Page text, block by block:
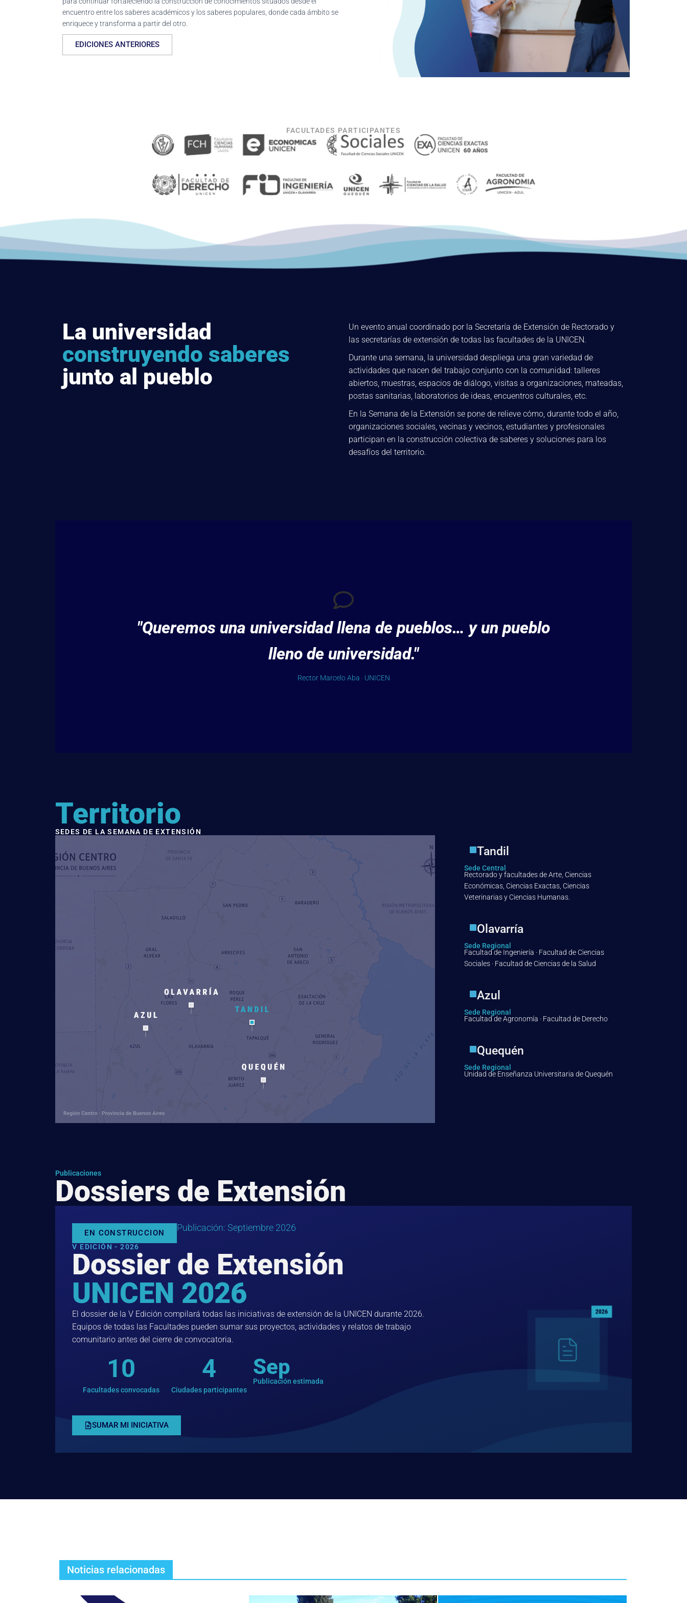
encuentro entre los saberes académicos y los saberes populares, donde cada ámbito se
enriquece y transforma a partir del otro.
EDICIONES ANTERIORES
FACULTADES PARTICIPANTES
La universidad
construyendo saberes
junto al pueblo
Un evento anual coordinado por la Secretaría de Extensión de Rectorado y
las secretarías de extensión de todas las facultades de la UNICEN.
Durante una semana, la universidad despliega una gran variedad de
actividades que nacen del trabajo conjunto con la comunidad: talleres
abiertos, muestras, espacios de diálogo, visitas a organizaciones, mateadas,
postas sanitarias, laboratorios de ideas, encuentros culturales, etc.
En la Semana de la Extensión se pone de relieve cómo, durante todo el año,
organizaciones sociales, vecinas y vecinos, estudiantes y profesionales
participan en la construcción colectiva de saberes y soluciones para los
desafíos del territorio.
"Queremos una universidad llena de pueblos… y un pueblo
lleno de universidad."
Rector Marcelo Aba · UNICEN
Territorio
SEDES DE LA SEMANA DE EXTENSIÓN
Tandil
Sede Central
Rectorado y facultades de Arte, Ciencias
Económicas, Ciencias Exactas, Ciencias
Veterinarias y Ciencias Humanas.
Olavarría
Sede Regional
Facultad de Ingeniería · Facultad de Ciencias
Sociales · Facultad de Ciencias de la Salud
Azul
Sede Regional
Facultad de Agronomía · Facultad de Derecho
Quequén
Sede Regional
Unidad de Enseñanza Universitaria de Quequén
Publicaciones
Dossiers de Extensión
EN CONSTRUCCION Publicación: Septiembre 2026
V EDICIÓN - 2026
Dossier de Extensión
UNICEN 2026
El dossier de la V Edición compilará todas las iniciativas de extensión de la UNICEN durante 2026.
Equipos de todas las Facultades pueden sumar sus proyectos, actividades y relatos de trabajo
comunitario antes del cierre de convocatoria.
Facultades convocadas
10
Ciudades participantes
4 Sep
Publicación estimada
SUMAR MI INICIATIVA
Noticias relacionadas